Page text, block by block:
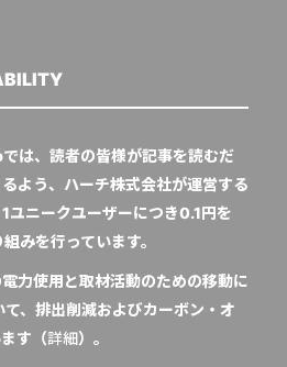
は、読者の皆様が記事を読むだ
よう、ハーチ株式会社が運営する
1ユニークユーザーにつき0.1円を
みを行っています。
力使用と取材活動のための移動に
、排出削減およびカーボン・オ
す（詳細）。